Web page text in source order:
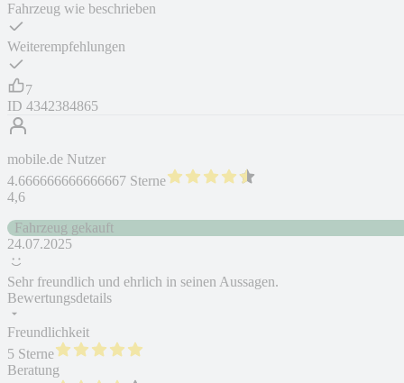
Fahrzeug wie beschrieben
Weiterempfehlungen
7
ID 4342384865
mobile.de Nutzer
4.666666666666667 Sterne
4,6
Fahrzeug gekauft
24.07.2025
Sehr freundlich und ehrlich in seinen Aussagen.
Bewertungsdetails
Freundlichkeit
5 Sterne
Beratung